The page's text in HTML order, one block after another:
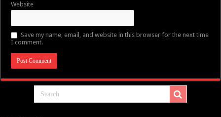
Website
Save my name, email, and website in this browser for the next time
I comment.